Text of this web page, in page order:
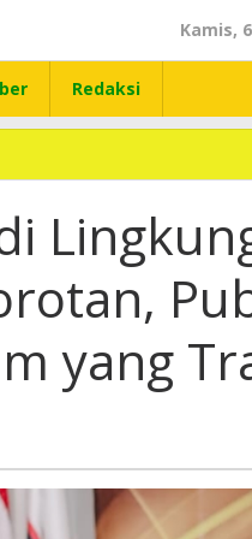
Kamis,
Redaksi
yang